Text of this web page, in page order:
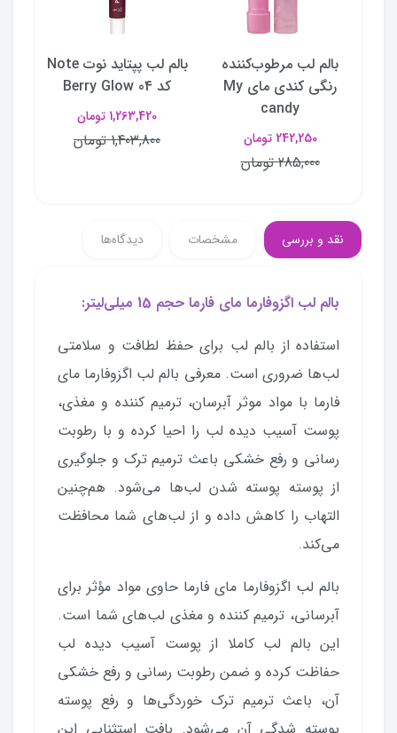
بالم لب مرطوب‌کننده
رنگی کندی مای My
candy
242,250 تومان
285,000 تومان
بالم لب پپتاید نوت Note
کد 04 Berry Glow
1,263,420 تومان
1,403,800 تومان
نقد و بررسی مشخصات دیدگاه‌ها
بالم لب اگزوفارما مای فارما حجم 15 میلی‌لیتر:
استفاده از بالم لب برای حفظ لطافت و سلامتی
لب‌ها ضروری است. معرفی بالم لب اگزوفارما مای
فارما با مواد موثر آبرسان، ترمیم کننده و مغذی،
پوست آسیب دیده لب را احیا کرده و با رطوبت
رسانی و رفع خشکی باعث ترمیم ترک و جلوگیری
از پوسته پوسته شدن لب‌ها می‌شود. هم‌چنین
التهاب را کاهش داده و از لب‌های شما محافظت
می‌کند.
بالم لب اگزوفارما مای فارما حاوی مواد مؤثر برای
آبرسانی، ترمیم کننده و مغذی لب‌‌های شما است.
این بالم لب کاملا از پوست آسیب دیده لب
حفاظت کرده و ضمن رطوبت رسانی و رفع خشکی
آن، باعث ترمیم ترک خوردگی‌ها و رفع پوسته